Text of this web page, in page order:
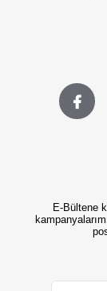
E-Bültene